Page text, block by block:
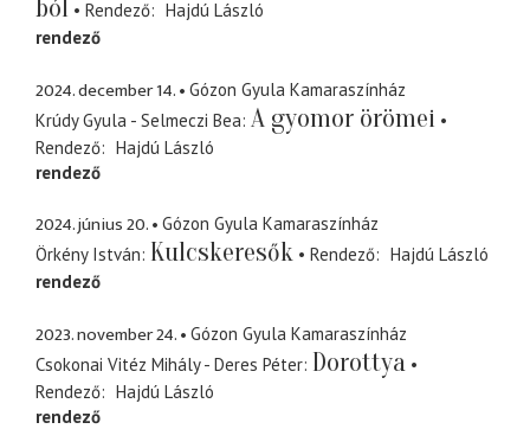
ból
Rendező
Hajdú László
rendező
2024. december 14.
Gózon Gyula Kamaraszínház
Krúdy Gyula - Selmeczi Bea A gyomor örömei
Rendező
Hajdú László
rendező
2024. június 20.
Gózon Gyula Kamaraszínház
Örkény István Kulcskeresők Rendező
Hajdú László
rendező
2023. november 24.
Gózon Gyula Kamaraszínház
Csokonai Vitéz Mihály - Deres Péter Dorottya
Rendező
Hajdú László
rendező